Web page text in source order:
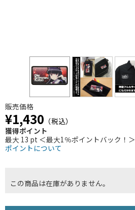
販売価格
¥1,430 （税込）
獲得ポイント
最大 13 pt ＜最大1％ポイントバック！＞
ポイントについて
この商品は在庫がありません。